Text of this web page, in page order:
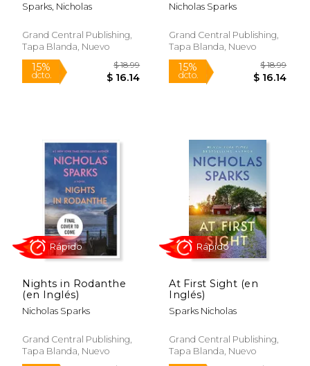
Sparks, Nicholas
Grand Central Publishing,
Tapa Blanda, Nuevo
Nicholas Sparks
Grand Central Publishing,
Tapa Blanda, Nuevo
Nights in Rodanthe
(en Inglés)
Nicholas Sparks
Grand Central Publishing,
Tapa Blanda, Nuevo
At First Sight (en
Inglés)
Sparks Nicholas
Grand Central Publishing,
Tapa Blanda, Nuevo